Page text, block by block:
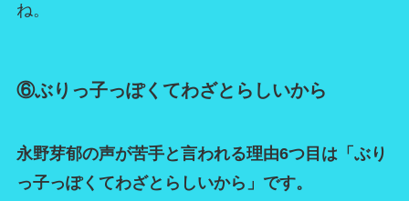
ね。
⑥ぶりっ子っぽくてわざとらしいから
永野芽郁の声が苦手と言われる理由6つ目は「ぶり
っ子っぽくてわざとらしいから」です。